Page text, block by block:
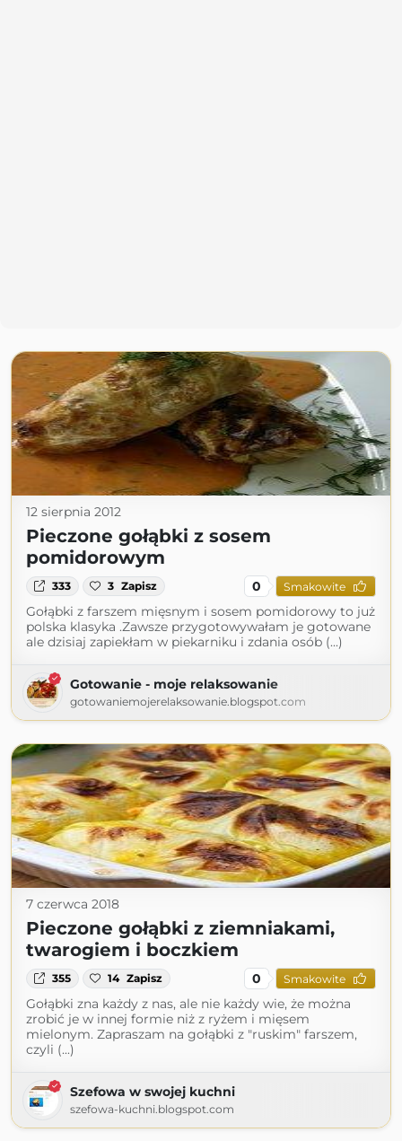
12 sierpnia 2012
Pieczone gołąbki z sosem
pomidorowym
333 3 Zapisz 0 Smakowite
Gołąbki z farszem mięsnym i sosem pomidorowy to już
polska klasyka .Zawsze przygotowywałam je gotowane
ale dzisiaj zapiekłam w piekarniku i zdania osób (...)
Gotowanie - moje relaksowanie
gotowaniemojerelaksowanie.blogspot.com
7 czerwca 2018
Pieczone gołąbki z ziemniakami,
twarogiem i boczkiem
355 14 Zapisz 0 Smakowite
Gołąbki zna każdy z nas, ale nie każdy wie, że można
zrobić je w innej formie niż z ryżem i mięsem
mielonym. Zapraszam na gołąbki z "ruskim" farszem,
czyli (...)
Szefowa w swojej kuchni
szefowa-kuchni.blogspot.com